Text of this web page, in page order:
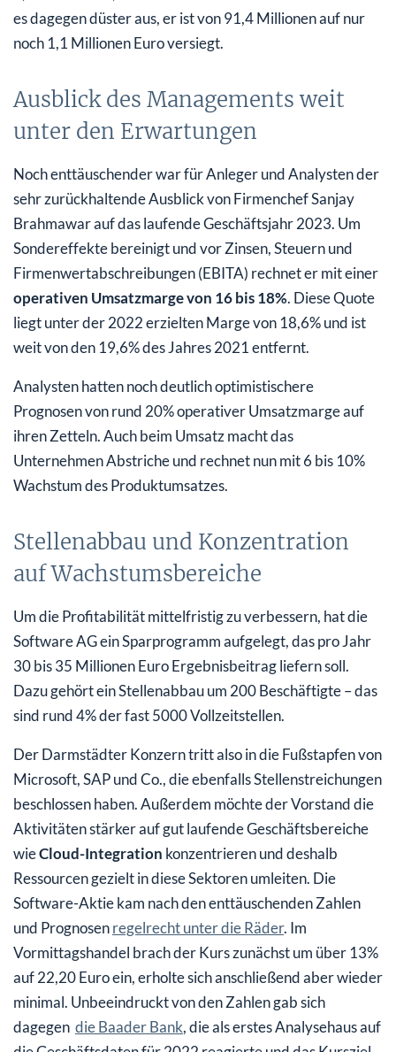
es dagegen düster aus, er ist von 91,4 Millionen auf nur
noch 1,1 Millionen Euro versiegt.
Ausblick des Managements weit
unter den Erwartungen
Noch enttäuschender war für Anleger und Analysten der
sehr zurückhaltende Ausblick von Firmenchef Sanjay
Brahmawar auf das laufende Geschäftsjahr 2023. Um
Sondereffekte bereinigt und vor Zinsen, Steuern und
Firmenwertabschreibungen (EBITA) rechnet er mit einer
operativen Umsatzmarge von 16 bis 18%. Diese Quote
liegt unter der 2022 erzielten Marge von 18,6% und ist
weit von den 19,6% des Jahres 2021 entfernt.
Analysten hatten noch deutlich optimistischere
Prognosen von rund 20% operativer Umsatzmarge auf
ihren Zetteln. Auch beim Umsatz macht das
Unternehmen Abstriche und rechnet nun mit 6 bis 10%
Wachstum des Produktumsatzes.
Stellenabbau und Konzentration
auf Wachstumsbereiche
Um die Profitabilität mittelfristig zu verbessern, hat die
Software AG ein Sparprogramm aufgelegt, das pro Jahr
30 bis 35 Millionen Euro Ergebnisbeitrag liefern soll.
Dazu gehört ein Stellenabbau um 200 Beschäftigte – das
sind rund 4% der fast 5000 Vollzeitstellen.
Der Darmstädter Konzern tritt also in die Fußstapfen von
Microsoft, SAP und Co., die ebenfalls Stellenstreichungen
beschlossen haben. Außerdem möchte der Vorstand die
Aktivitäten stärker auf gut laufende Geschäftsbereiche
wieCloud-Integration konzentrieren und deshalb
Ressourcen gezielt in diese Sektoren umleiten. Die
Software-Aktie kam nach den enttäuschenden Zahlen
und Prognosenregelrecht unter die Räder. Im
Vormittagshandel brach der Kurs zunächst um über 13%
auf 22,20 Euro ein, erholte sich anschließend aber wieder
minimal. Unbeeindruckt von den Zahlen gab sich
dagegen die Baader Bank, die als erstes Analysehaus auf